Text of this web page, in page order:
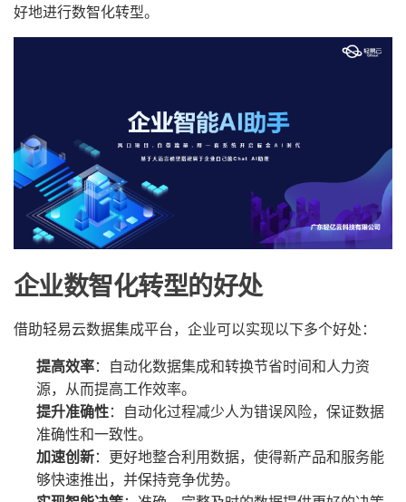
好地进行数智化转型。
企业数智化转型的好处
借助轻易云数据集成平台，企业可以实现以下多个好处：
提高效率：自动化数据集成和转换节省时间和人力资
源，从而提高工作效率。
提升准确性：自动化过程减少人为错误风险，保证数据
准确性和一致性。
加速创新：更好地整合利用数据，使得新产品和服务能
够快速推出，并保持竞争优势。